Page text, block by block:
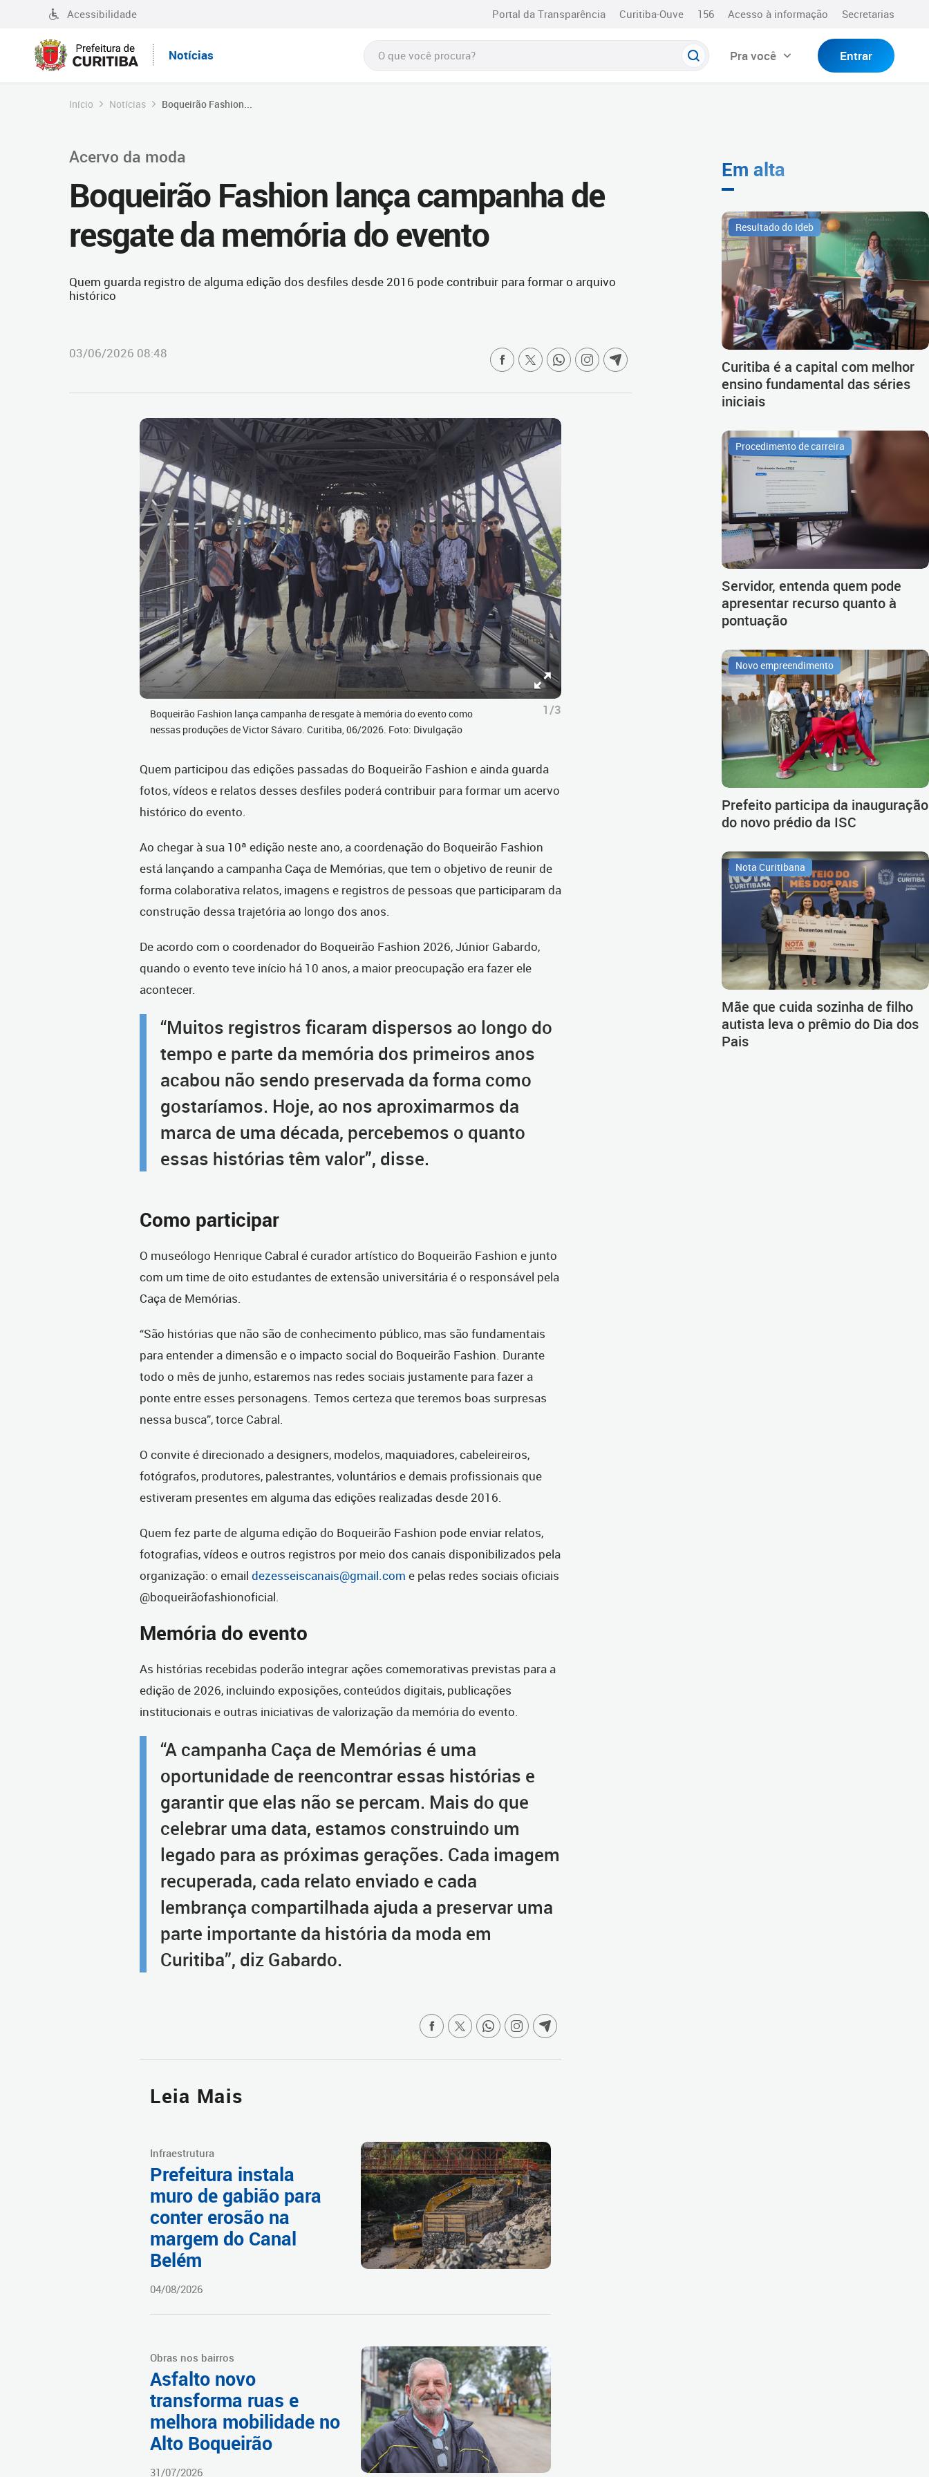
Acessibilidade Portal da Transparência Curitiba-Ouve 156 Acesso à informação Secretarias
Notícias Pra você Entrar
Início Notícias Boqueirão Fashion...
Acervo da moda
Boqueirão Fashion lança campanha de
resgate da memória do evento
Quem guarda registro de alguma edição dos desfiles desde 2016 pode contribuir para formar o arquivo
histórico
03/06/2026 08:48
Boqueirão Fashion lança campanha de resgate à memória do evento como
nessas produções de Victor Sávaro. Curitiba, 06/2026. Foto: Divulgação
1/3
Quem participou das edições passadas do Boqueirão Fashion e ainda guarda
fotos, vídeos e relatos desses desfiles poderá contribuir para formar um acervo
histórico do evento.
Ao chegar à sua 10ª edição neste ano, a coordenação do Boqueirão Fashion
está lançando a campanha Caça de Memórias, que tem o objetivo de reunir de
forma colaborativa relatos, imagens e registros de pessoas que participaram da
construção dessa trajetória ao longo dos anos.
De acordo com o coordenador do Boqueirão Fashion 2026, Júnior Gabardo,
quando o evento teve início há 10 anos, a maior preocupação era fazer ele
acontecer.
“Muitos registros ficaram dispersos ao longo do
tempo e parte da memória dos primeiros anos
acabou não sendo preservada da forma como
gostaríamos. Hoje, ao nos aproximarmos da
marca de uma década, percebemos o quanto
essas histórias têm valor”, disse.
Como participar
O museólogo Henrique Cabral é curador artístico do Boqueirão Fashion e junto
com um time de oito estudantes de extensão universitária é o responsável pela
Caça de Memórias.
“São histórias que não são de conhecimento público, mas são fundamentais
para entender a dimensão e o impacto social do Boqueirão Fashion. Durante
todo o mês de junho, estaremos nas redes sociais justamente para fazer a
ponte entre esses personagens. Temos certeza que teremos boas surpresas
nessa busca”, torce Cabral.
O convite é direcionado a designers, modelos, maquiadores, cabeleireiros,
fotógrafos, produtores, palestrantes, voluntários e demais profissionais que
estiveram presentes em alguma das edições realizadas desde 2016.
Quem fez parte de alguma edição do Boqueirão Fashion pode enviar relatos,
fotografias, vídeos e outros registros por meio dos canais disponibilizados pela
organização: o email dezesseiscanais@gmail.com e pelas redes sociais oficiais
@boqueirãofashionoficial.
Memória do evento
As histórias recebidas poderão integrar ações comemorativas previstas para a
edição de 2026, incluindo exposições, conteúdos digitais, publicações
institucionais e outras iniciativas de valorização da memória do evento.
“A campanha Caça de Memórias é uma
oportunidade de reencontrar essas histórias e
garantir que elas não se percam. Mais do que
celebrar uma data, estamos construindo um
legado para as próximas gerações. Cada imagem
recuperada, cada relato enviado e cada
lembrança compartilhada ajuda a preservar uma
parte importante da história da moda em
Curitiba”, diz Gabardo.
Leia Mais
Infraestrutura
Prefeitura instala
muro de gabião para
conter erosão na
margem do Canal
Belém
04/08/2026
Obras nos bairros
Asfalto novo
transforma ruas e
melhora mobilidade no
Alto Boqueirão
31/07/2026
Em alta
Resultado do Ideb
Curitiba é a capital com melhor
ensino fundamental das séries
iniciais
Procedimento de carreira
Servidor, entenda quem pode
apresentar recurso quanto à
pontuação
Novo empreendimento
Prefeito participa da inauguração
do novo prédio da ISC
Nota Curitibana
Mãe que cuida sozinha de filho
autista leva o prêmio do Dia dos
Pais